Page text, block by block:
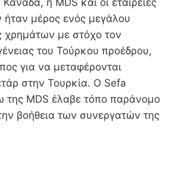
ήταν μέρος ενός μεγάλου
χρημάτων με στόχο τον
του Τούρκου προέδρου,
για να μεταφέρονται
στην Τουρκία. Ο Sefa
της MDS έλαβε τόπο παράνομο
βοήθεια των συνεργατών της